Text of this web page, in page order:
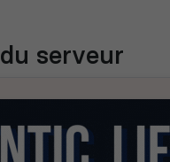
du serveur